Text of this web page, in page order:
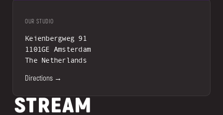
OUR STUDIO
Keienbergweg 91
1101GE Amsterdam
The Netherlands
Directions →